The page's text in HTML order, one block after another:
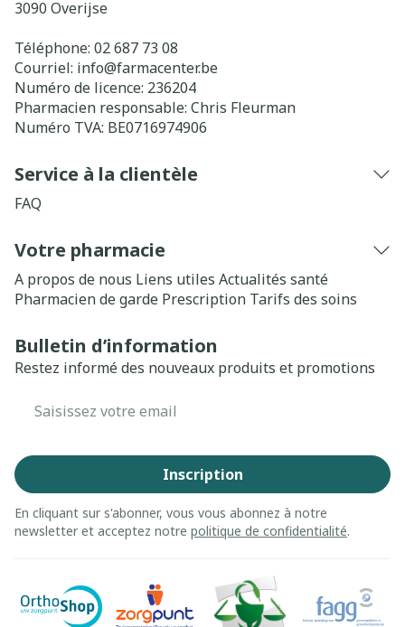
3090 Overijse
Téléphone: 02 687 73 08
Courriel: info@farmacenter.be
Numéro de licence: 236204
Pharmacien responsable: Chris Fleurman
Numéro TVA: BE0716974906
Service à la clientèle
FAQ
Votre pharmacie
A propos de nous Liens utiles Actualités santé
Pharmacien de garde Prescription Tarifs des soins
Bulletin d’information
Restez informé des nouveaux produits et promotions
Inscription
En cliquant sur s'abonner, vous vous abonnez à notre
newsletter et acceptez notre politique de confidentialité.